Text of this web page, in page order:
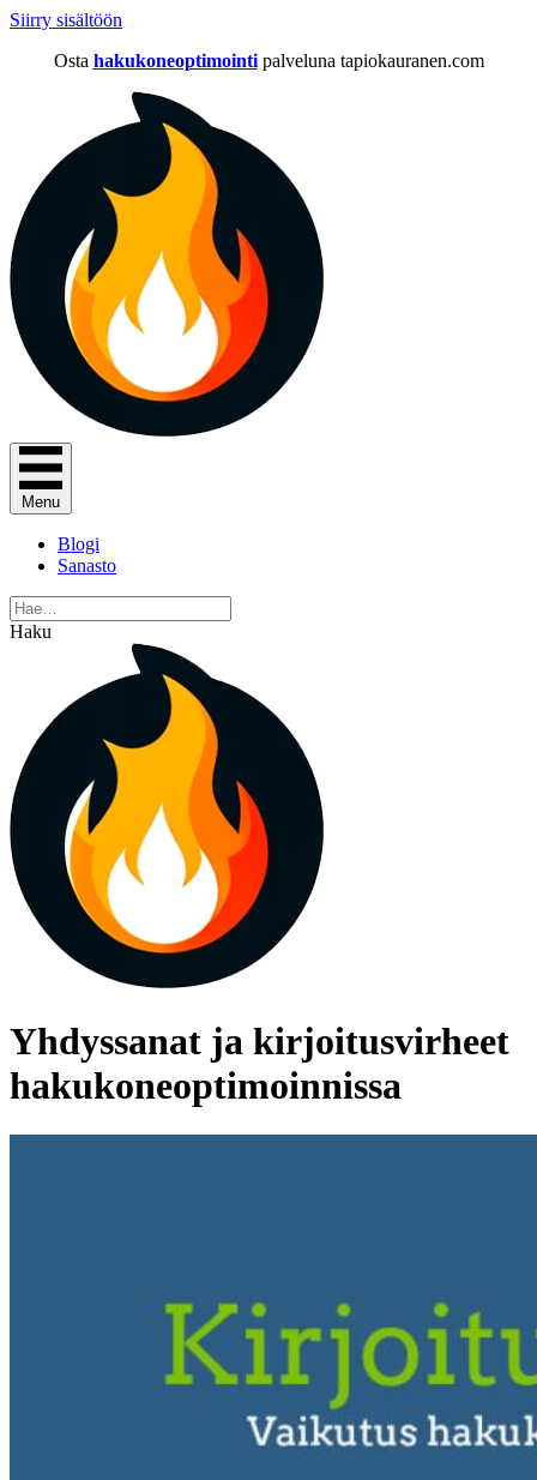
Siirry sisältöön
Osta hakukoneoptimointi palveluna tapiokauranen.com
Menu
Blogi
Sanasto
Haku
Yhdyssanat ja kirjoitusvirheet
hakukoneoptimoinnissa